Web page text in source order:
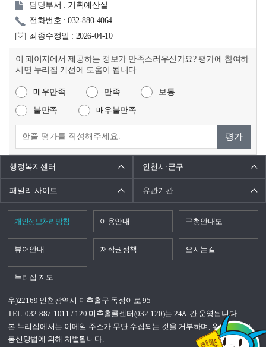
담당부서 : 기획예산실
전화번호 : 032-880-4064
최종수정일 : 2026-04-10
이 페이지에서 제공하는 정보가 만족스러우신가요? 평가에 참여하
시면 누리집 개선에 도움이 됩니다.
매우만족 만족 보통
불만족 매우불만족
평가
행정복지센터 인천시·군구
패밀리 사이트 유관기관
개인정보처리방침 이용안내 구청안내도
뷰어안내 저작권정책 오시는길
누리집 지도
우)22169 인천광역시 미추홀구 독정이로 95
TEL. 032-887-1011 / 120 미추홀콜센터(032-120)는 24시간 운영됩니다.
본 누리집에서는 이메일 주소가 무단 수집되는 것을 거부하며, 위반시 정보
통신망법에 의해 처벌됩니다.